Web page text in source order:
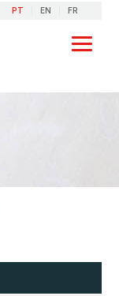
PT EN FR